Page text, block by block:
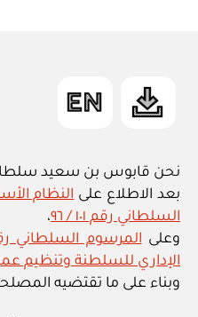
نحن قابوس بن سعيد
بعد الاطلاع على النظام
السلطاني رقم ١٠١ / ٩٦
،
وعلى
الإداري للسلطنة وتنظيم
وبناء على ما تقتضيه